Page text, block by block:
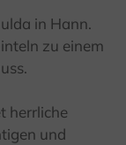
in Hann.
zu einem
herrliche
und